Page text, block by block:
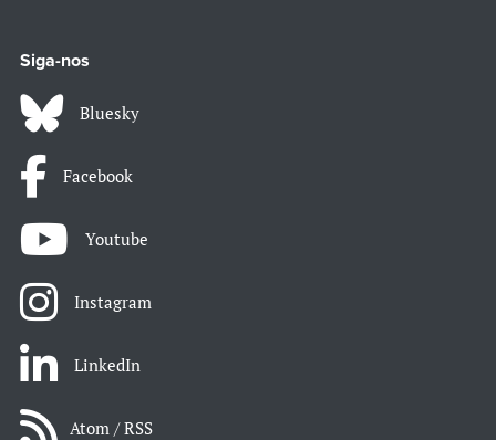
Siga-nos
Bluesky
Facebook
Youtube
Instagram
LinkedIn
Atom / RSS